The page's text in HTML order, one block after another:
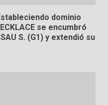
dominio
se encumbró
S. (G1) y extendió su